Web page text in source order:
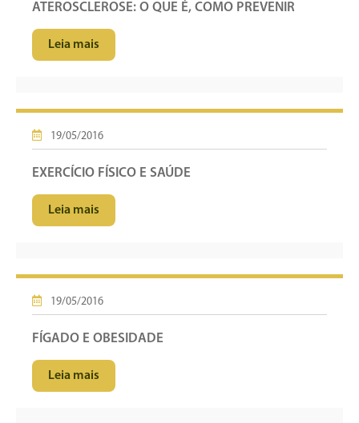
ATEROSCLEROSE: O QUE É, COMO PREVENIR
Leia mais
19/05/2016
EXERCÍCIO FÍSICO E SAÚDE
Leia mais
19/05/2016
FÍGADO E OBESIDADE
Leia mais